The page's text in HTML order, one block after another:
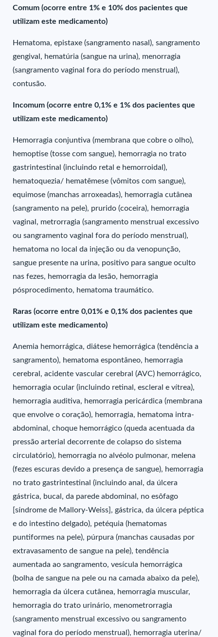
Comum (ocorre entre 1% e 10% dos pacientes que
utilizam este medicamento)
Hematoma, epistaxe (sangramento nasal), sangramento
gengival, hematúria (sangue na urina), menorragia
(sangramento vaginal fora do período menstrual),
contusão.
Incomum (ocorre entre 0,1% e 1% dos pacientes que
utilizam este medicamento)
Hemorragia conjuntiva (membrana que cobre o olho),
hemoptise (tosse com sangue), hemorragia no trato
gastrintestinal (incluindo retal e hemorroidal),
hematoquezia/ hematêmese (vômitos com sangue),
equimose (manchas arroxeadas), hemorragia cutânea
(sangramento na pele), prurido (coceira), hemorragia
vaginal, metrorragia (sangramento menstrual excessivo
ou sangramento vaginal fora do período menstrual),
hematoma no local da injeção ou da venopunção,
sangue presente na urina, positivo para sangue oculto
nas fezes, hemorragia da lesão, hemorragia
pósprocedimento, hematoma traumático.
Raras (ocorre entre 0,01% e 0,1% dos pacientes que
utilizam este medicamento)
Anemia hemorrágica, diátese hemorrágica (tendência a
sangramento), hematoma espontâneo, hemorragia
cerebral, acidente vascular cerebral (AVC) hemorrágico,
hemorragia ocular (incluindo retinal, escleral e vítrea),
hemorragia auditiva, hemorragia pericárdica (membrana
que envolve o coração), hemorragia, hematoma intra-
abdominal, choque hemorrágico (queda acentuada da
pressão arterial decorrente de colapso do sistema
circulatório), hemorragia no alvéolo pulmonar, melena
(fezes escuras devido a presença de sangue), hemorragia
no trato gastrintestinal (incluindo anal, da úlcera
gástrica, bucal, da parede abdominal, no esôfago
[síndrome de Mallory-Weiss], gástrica, da úlcera péptica
e do intestino delgado), petéquia (hematomas
puntiformes na pele), púrpura (manchas causadas por
extravasamento de sangue na pele), tendência
aumentada ao sangramento, vesícula hemorrágica
(bolha de sangue na pele ou na camada abaixo da pele),
hemorragia da úlcera cutânea, hemorragia muscular,
hemorragia do trato urinário, menometrorragia
(sangramento menstrual excessivo ou sangramento
vaginal fora do período menstrual), hemorragia uterina/